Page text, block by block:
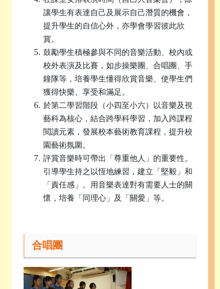
讓學生有表達自己及展示自己潛質的機會，
提升學生的自信心外，亦學會學習彼此欣
賞。
鼓勵學生積極參與不同的音樂活動、校內或
校外表演及比賽，如步操樂團、合唱團、手
鐘隊等，培養學生懂得欣賞音樂、使學生們
獲得快樂、享受和滿足。
於第二學習階段（小四至小六）以音樂及視
藝科為核心，結合跨學科學習，加入跨課程
閲讀元素，發展校本藝術教育課程，提升校
園藝術氛圍。
評賞音樂時可帶出「尊重他人」的重要性。
引導學生持之以恆地練習，建立「堅毅」和
「責任感」。用音樂表達對有需要人士的關
懷，培養「同理心」及「關愛」等。
合唱團